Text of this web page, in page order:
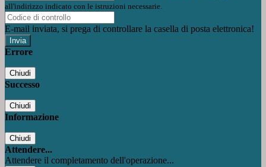
all'indirizzo indicato con le istruzioni necessarie.
E-mail inviata, si prega di controllare la casella di posta elettronica!
Errore
Chiudi
Successo
Chiudi
Informazione
Chiudi
Attendere...
Attendere il completamento dell'operazione...